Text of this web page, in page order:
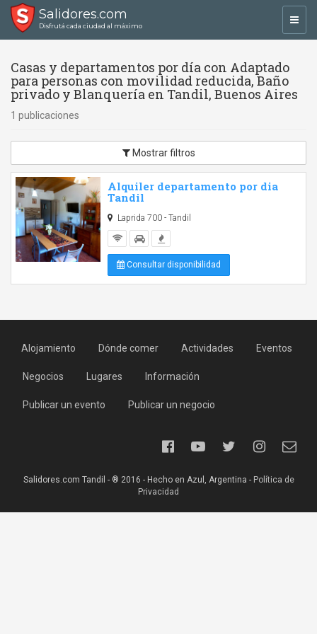
Salidores.com
Disfrutá cada ciudad al máximo
Casas y departamentos por día con Adaptado
para personas con movilidad reducida, Baño
privado y Blanquería en Tandil, Buenos Aires
1 publicaciones
Mostrar filtros
Alquiler departamento por dia
Tandil
Laprida 700 - Tandil
Consultar disponibilidad
Alojamiento Dónde comer Actividades Eventos
Negocios Lugares Información
Publicar un evento Publicar un negocio
Salidores.com Tandil - ® 2016 - Hecho en Azul, Argentina - Política de
Privacidad